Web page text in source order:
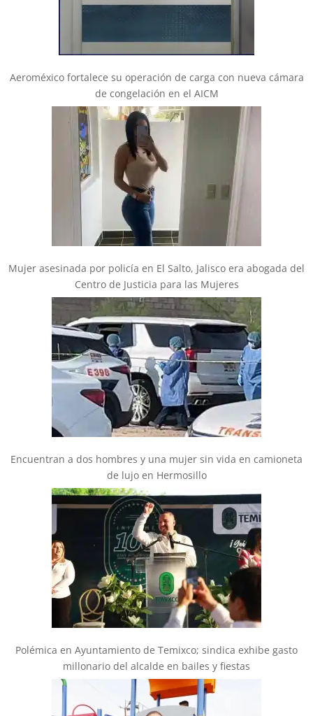
Aeroméxico fortalece su operación de carga con nueva cámara
de congelación en el AICM
Mujer asesinada por policía en El Salto, Jalisco era abogada del
Centro de Justicia para las Mujeres
Encuentran a dos hombres y una mujer sin vida en camioneta
de lujo en Hermosillo
Polémica en Ayuntamiento de Temixco; sindica exhibe gasto
millonario del alcalde en bailes y fiestas